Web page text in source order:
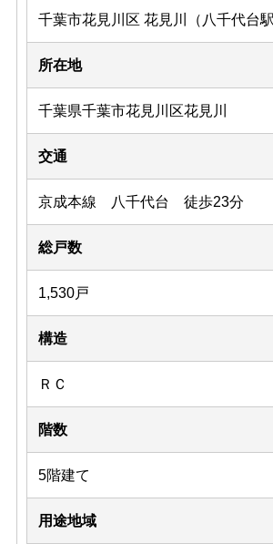
千葉市花見川区 花見川（八千代台
所在地
千葉県千葉市花見川区花見川
交通
京成本線 八千代台 徒歩23分
総戸数
1,530戸
構造
ＲＣ
階数
5階建て
用途地域